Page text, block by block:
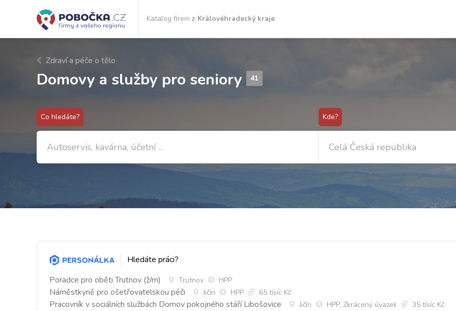
Katalog firem z Královéhradecký kraje
Zdraví a péče o tělo
Domovy a služby pro seniory 41
Co hledáte? Kde?
Hledáte práci?
Poradce pro oběti Trutnov (ž/m)
Trutnov HPP
Náměstkyně pro ošetřovatelskou péči Jičín HPP 65 tísíc Kč
Pracovník v sociálních službách Domov pokojného stáří Libošovice Jičín HPP, Zkrácený úvazek 35 tísíc Kč